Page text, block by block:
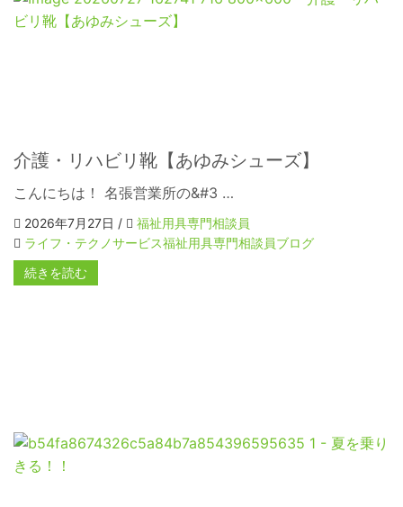
介護・リハビリ靴【あゆみシューズ】
こんにちは！ 名張営業所の&#3 …
2026年7月27日 /
福祉用具専門相談員
ライフ・テクノサービス福祉用具専門相談員ブログ
続きを読む